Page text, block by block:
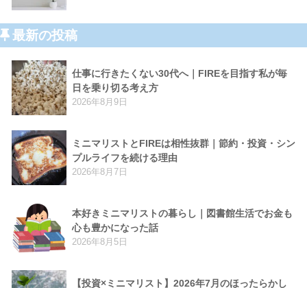
最新の投稿
仕事に行きたくない30代へ｜FIREを目指す私が毎
日を乗り切る考え方
2026年8月9日
ミニマリストとFIREは相性抜群｜節約・投資・シン
プルライフを続ける理由
2026年8月7日
本好きミニマリストの暮らし｜図書館生活でお金も
心も豊かになった話
2026年8月5日
【投資×ミニマリスト】2026年7月のほったらかし